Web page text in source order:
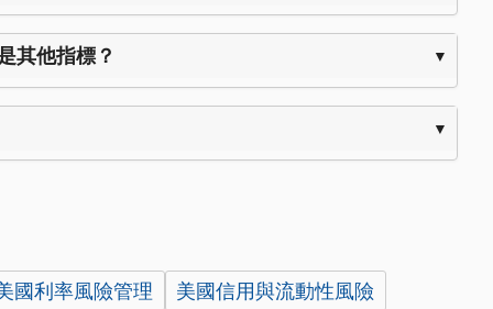
其他指標？
國利率風險管理
美國信用與流動性風險